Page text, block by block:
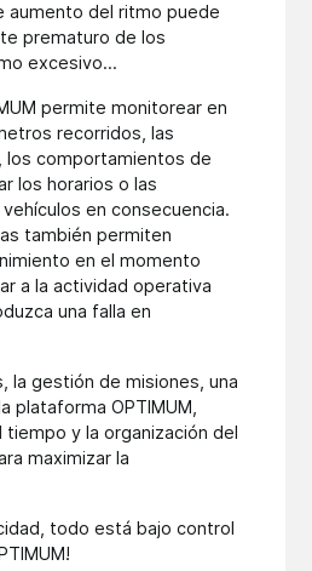
aumento del ritmo puede
prematuro de los
excesivo...
permite monitorear en
recorridos, las
los comportamientos de
los horarios o las
en consecuencia.
también permiten
en el momento
a la actividad operativa
una falla en
la gestión de misiones, una
plataforma OPTIMUM,
y la organización del
maximizar la
todo está bajo control